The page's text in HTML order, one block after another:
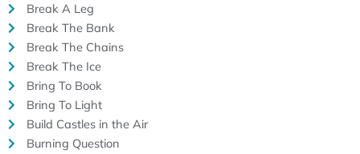
Break A Leg
Break The Bank
Break The Chains
Break The Ice
Bring To Book
Bring To Light
Build Castles in the Air
Burning Question